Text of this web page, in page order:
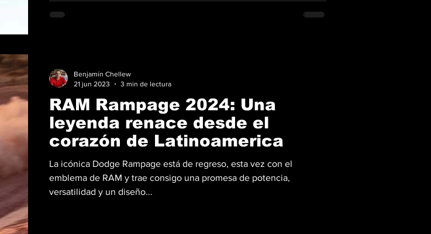
RAM Rampage 2024: Una
leyenda renace desde el
corazón de Latinoamerica
La icónica Dodge Rampage está de regreso, esta vez con el
emblema de RAM y trae consigo una promesa de potencia,
versatilidad y un diseño...
Benjamín Chellew
21 jun 2023
3 min de lectura